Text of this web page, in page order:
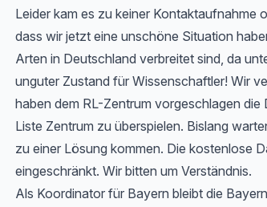
Leider kam es zu keiner Kontaktaufnahme
dass wir jetzt eine unschöne Situation
Arten in Deutschland verbreitet sind, da
unguter Zustand für Wissenschaftler! Wir
haben dem RL-Zentrum vorgeschlagen
Liste Zentrum zu überspielen. Bislang
zu einer Lösung kommen. Die kostenlose
eingeschränkt. Wir bitten um Verständnis.
Als Koordinator für Bayern bleibt die